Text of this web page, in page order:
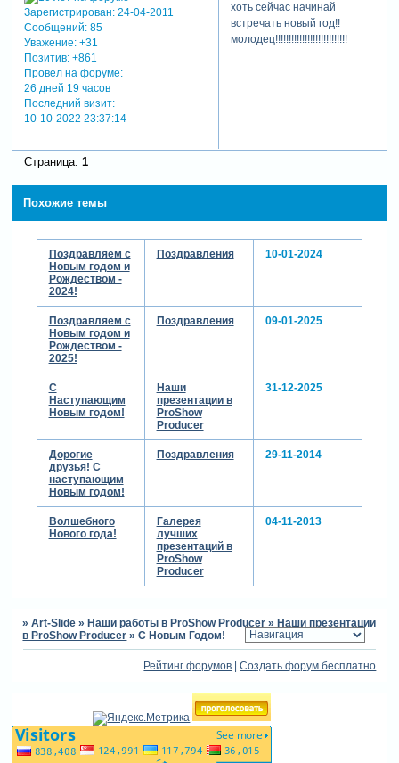
Зарегистрирован: 24-04-2011
Сообщений:85
Уважение: +31
Позитив: +861
Провел на форуме:
26 дней 19 часов
Последний визит:
10-10-2022 23:37:14
хоть сейчас начинай
встречать новый год!!
молодец!!!!!!!!!!!!!!!!!!!!!!!!!!!
Страница: 1
Похожие темы
Поздравляем с
Новым годом и
Рождеством -
2024!
Поздравления 10-01-2024
Поздравляем с
Новым годом и
Рождеством -
2025!
Поздравления 09-01-2025
С
Наступающим
Новым годом!
Наши
презентации в
ProShow
Producer
31-12-2025
Дорогие
друзья! С
наступающим
Новым годом!
Поздравления 29-11-2014
Волшебного
Нового года!
Галерея
лучших
презентаций в
ProShow
Producer
04-11-2013
»Art-Slide » Наши работы в ProShow Producer » Наши презентации
в ProShow Producer »С Новым Годом!
Рейтинг форумов |Создать форум бесплатно